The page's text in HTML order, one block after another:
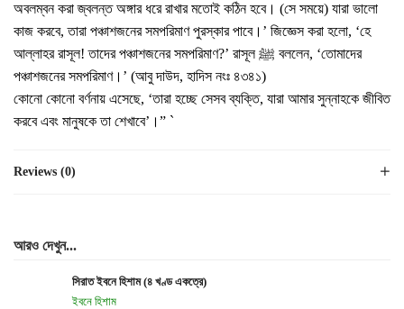
অবলম্বন করা জ্বলন্ত অঙ্গার ধরে রাখার মতোই কঠিন হবে। (সে সময়ে) যারা ভালো
কাজ করবে, তারা পঞ্চাশজনের সমপরিমাণ পুরস্কার পাবে।’ জিজ্ঞেস করা হলো, ‘হে
আল্লাহর রাসূল! তাদের পঞ্চাশজনের সমপরিমাণ?’ রাসূল ﷺ বললেন, ‘তোমাদের
পঞ্চাশজনের সমপরিমাণ।’ (আবু দাউদ, হাদিস নংঃ ৪৩৪১)
কোনো কোনো বর্ণনায় এসেছে, ‘তারা হচ্ছে সেসব ব্যক্তি, যারা আমার সুন্নাহকে জীবিত
করবে এবং মানুষকে তা শেখাবে’।” `
Reviews (0)
আরও দেখুন...
সিরাত ইবনে হিশাম (৪ খণ্ড একত্রে)
ইবনে হিশাম